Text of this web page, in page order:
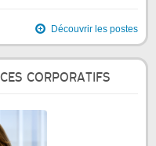
Découvrir les postes
CORPORATIFS